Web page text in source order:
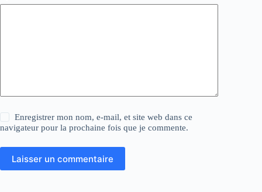
Enregistrer mon nom, e-mail, et site web dans ce
navigateur pour la prochaine fois que je commente.
Laisser un commentaire